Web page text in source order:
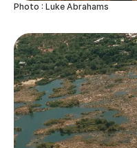
Photo : Luke Abrahams